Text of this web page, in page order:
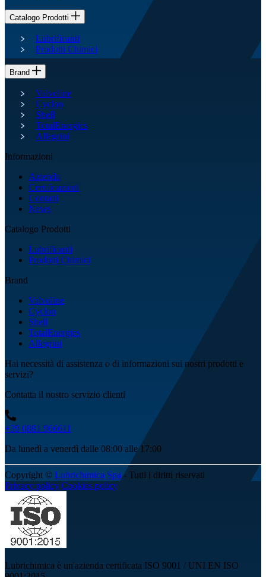
Catalogo Prodotti
Lubrificanti
Prodotti Chimici
Brand
Valvoline
Cyclon
Shell
TotalEnergies
Allegrini
Informazioni
Azienda
Certificazioni
Contatti
News
Catalogo Prodotti
Lubrificanti
Prodotti Chimici
Brand
Valvoline
Cyclon
Shell
TotalEnergies
Allegrini
Hai necessità di assistenza o di informazioni sui nostri prodotti e
servizi?
Contatta il nostro servizio clienti
+39 0881 966611
Da lunedì a venerdì dalle 08:00 alle 17:00
Copyright © Lubrichimica Spa- Tutti i diritti riservati
Privacy policy Cookies policy
Lubrichimica è un'azienda certificata ISO 9001 / UNI EN ISO